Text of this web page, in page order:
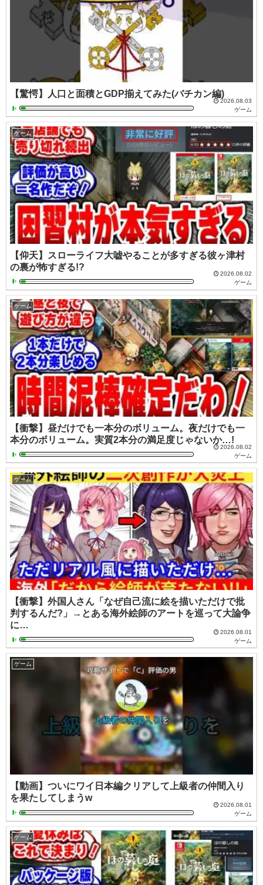
【驚愕】人口と面積とGDP揃えてみた(バチカン編)
2026.08.03
ゲーム
ゲーム
【仰天】スローライフ大嘘やることが多すぎる彼ヶ津村
の裏が怖すぎる!?
2026.08.02
ゲーム
ゲーム
【衝撃】昼だけでも一本分のボリューム。夜だけでも一
本分のボリューム。実質2本分の満足度じゃないか…!
2026.08.02
ゲーム
ゲーム
【衝撃】外国人さん「なぜ自己流に絵を描いただけで批
判するんだ?」→とある海外絵師のアートを巡って大論争
に…
2026.08.01
ゲーム
ゲーム
【動画】ついにワイ日本編クリアして上級者の仲間入り
を果たしてしまうw
2026.08.01
ゲーム
ゲーム